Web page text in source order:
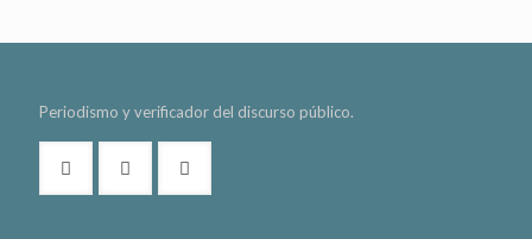
Periodismo y verificador del discurso público.